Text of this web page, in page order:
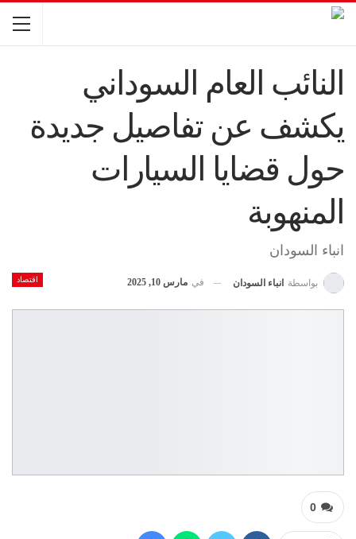
النائب العام السوداني
يكشف عن تفاصيل جديدة
حول قضايا السيارات
المنهوبة
انباء السودان
اقتصاد بواسطة انباء السودان في مارس 10, 2025
0